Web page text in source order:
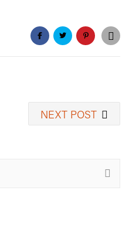
NEXT POST